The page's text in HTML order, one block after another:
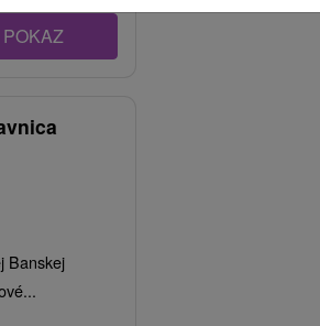
POKAZ
Banskej